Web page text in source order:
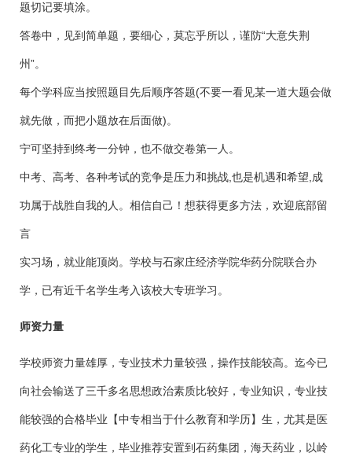
题切记要填涂。
答卷中，见到简单题，要细心，莫忘乎所以，谨防“大意失荆
州”。
每个学科应当按照题目先后顺序答题(不要一看见某一道大题会做
就先做，而把小题放在后面做)。
宁可坚持到终考一分钟，也不做交卷第一人。
中考、高考、各种考试的竞争是压力和挑战,也是机遇和希望,成
功属于战胜自我的人。相信自己！想获得更多方法，欢迎底部留
言
实习场，就业能顶岗。学校与石家庄经济学院华药分院联合办
学，已有近千名学生考入该校大专班学习。
师资力量
学校师资力量雄厚，专业技术力量较强，操作技能较高。迄今已
向社会输送了三千多名思想政治素质比较好，专业知识，专业技
能较强的合格毕业【中专相当于什么教育和学历】生，尤其是医
药化工专业的学生，毕业推荐安置到石药集团，海天药业，以岭